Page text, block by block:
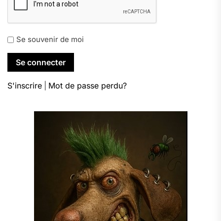
Se souvenir de moi
S'inscrire Mot de passe perdu?